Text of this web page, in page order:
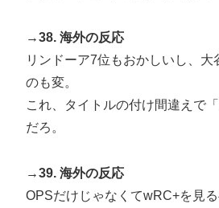
→38. 海外の反応
リンドーア7位もおかしいし、大
のも変。
これ、タイトルの付け間違えで
だろ。
→39. 海外の反応
OPSだけじゃなくてwRC+を見